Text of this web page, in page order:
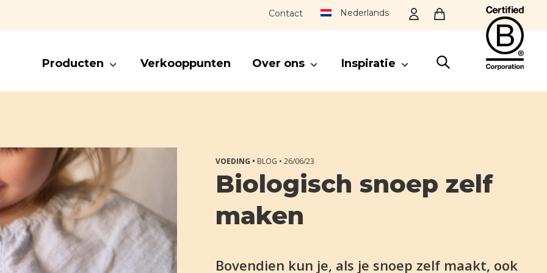
Contact Nederlands
Producten Verkooppunten Over ons Inspiratie
VOEDING • BLOG • 26/06/23
Biologisch snoep zelf
maken
Bovendien kun je, als je snoep zelf maakt, ook